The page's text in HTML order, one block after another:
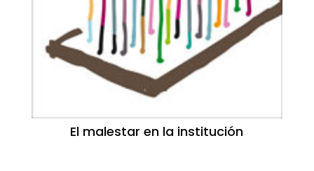
El malestar en la institución